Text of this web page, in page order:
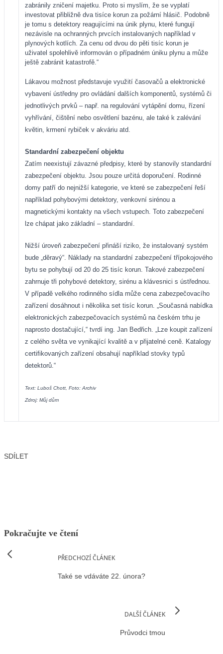
zabránily zničení majetku. Proto si myslím, že se vyplatí
investovat přibližně dva tisíce korun za požární hlásič. Podobně
je tomu s detektory reagujícími na únik plynu, které fungují
nezávisle na ochranných prvcích instalovaných například v
plynových kotlích. Za cenu od dvou do pěti tisíc korun je
uživatel spolehlivě informován o případném úniku plynu a může
ještě zabránit katastrofě.“
Lákavou možnost představuje využití časovačů a elektronické
vybavení ústředny pro ovládání dalších komponentů, systémů či
jednotlivých prvků – např. na regulování vytápění domu, řízení
vyhřívání, čištění nebo osvětlení bazénu, ale také k zalévání
květin, krmení rybiček v akváriu atd.
Standardní zabezpečení objektu
Zatím neexistují závazné předpisy, které by stanovily standardní
zabezpečení objektu. Jsou pouze určitá doporučení. Rodinné
domy patří do nejnižší kategorie, ve které se zabezpečení řeší
například pohybovými detektory, venkovní sirénou a
magnetickými kontakty na všech vstupech. Toto zabezpečení
lze chápat jako základní – standardní.
Nižší úroveň zabezpečení přináší riziko, že instalovaný systém
bude „děravý“. Náklady na standardní zabezpečení třípokojového
bytu se pohybují od 20 do 25 tisíc korun. Takové zabezpečení
zahrnuje tři pohybové detektory, sirénu a klávesnici s ústřednou.
V případě velkého rodinného sídla může cena zabezpečovacího
zařízení dosáhnout i několika set tisíc korun. „Současná nabídka
elektronických zabezpečovacích systémů na českém trhu je
naprosto dostačující,“ tvrdí ing. Jan Bedřich. „Lze koupit zařízení
z celého světa ve vynikající kvalitě a v přijatelné ceně. Katalogy
certifikovaných zařízení obsahují například stovky typů
detektorů.“
Text: Luboš Chott, Foto: Archiv
Zdroj: Můj dům
SDÍLET
Pokračujte ve čtení
PŘEDCHOZÍ ČLÁNEK
Také se vdáváte 22. února?
DALŠÍ ČLÁNEK
Průvodci tmou